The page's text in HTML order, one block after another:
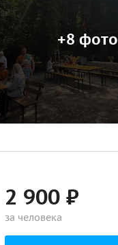
+8 фото
2 900 ₽
за человека